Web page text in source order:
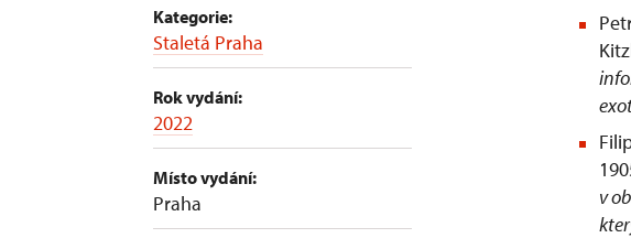
Kategorie:
Staletá Praha
Rok vydání:
2022
Místo vydání:
Praha
v